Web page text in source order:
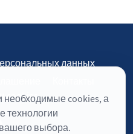
необходимые cookies, а
технологии
выбора.
данных
cookies